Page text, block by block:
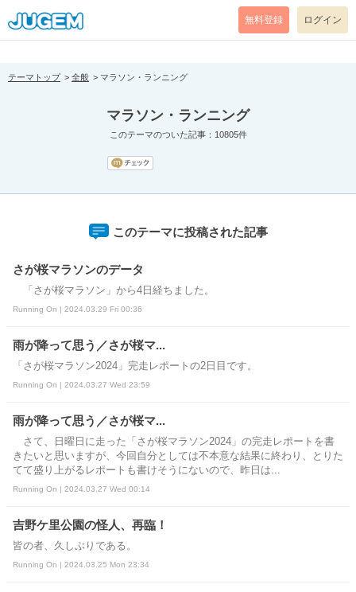
[pear_error: message="Success" code=0 mode=return level=notice
prefix="" info=""]
無料登録 ログイン
テーマトップ 全般 マラソン・ランニング
マラソン・ランニング
このテーマのついた記事：10805件
このテーマに投稿された記事
さが桜マラソンのデータ
「さが桜マラソン」から4日経ちました。
Running On | 2024.03.29 Fri 00:36
雨が降って思う／さが桜マ...
「さが桜マラソン2024」完走レポートの2日目です。
Running On | 2024.03.27 Wed 23:59
雨が降って思う／さが桜マ...
さて、日曜日に走った「さが桜マラソン2024」の完走レポートを書
きたいと思いますが、今回自分としては不本意な結果に終わり、とりた
てて盛り上がるレポートも書けそうにないので、昨日は...
Running On | 2024.03.27 Wed 00:14
吉野ケ里公園の怪人、再臨！
皆の者、久しぶりである。
Running On | 2024.03.25 Mon 23:34